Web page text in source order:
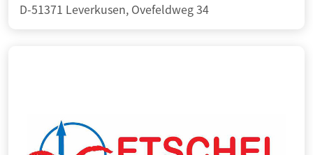
D-51371 Leverkusen, Ovefeldweg 34